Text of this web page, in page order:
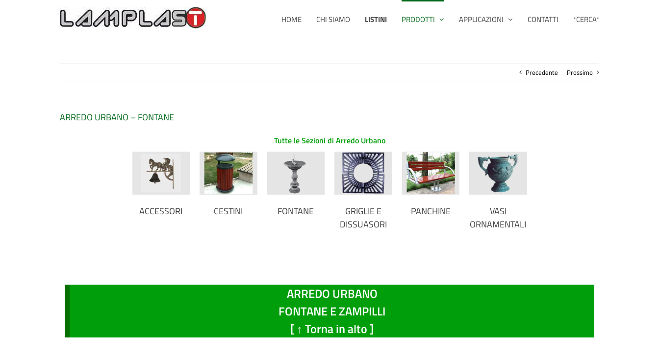
HOME CHI SIAMO LISTINI PRODOTTI APPLICAZIONI CONTATTI *CERCA*
Precedente Prossimo
ARREDO URBANO – FONTANE
Tutte le Sezioni di Arredo Urbano
ACCESSORI CESTINI FONTANE
GRIGLIE E
DISSUASORI
PANCHINE
VASI
ORNAMENTALI
ARREDO URBANO
FONTANE E ZAMPILLI
[ ↑ Torna in alto ]